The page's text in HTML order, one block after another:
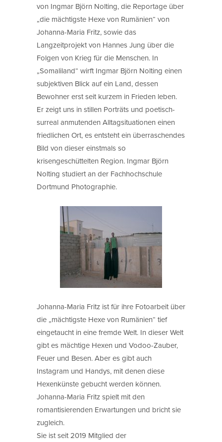
von Ingmar Björn Nolting, die Reportage über
„die mächtigste Hexe von Rumänien“ von
Johanna-Maria Fritz, sowie das
Langzeitprojekt von Hannes Jung über die
Folgen von Krieg für die Menschen. In
„Somaliland“ wirft Ingmar Björn Nolting einen
subjektiven Blick auf ein Land, dessen
Bewohner erst seit kurzem in Frieden leben.
Er zeigt uns in stillen Porträts und poetisch-
surreal anmutenden Alltagsituationen einen
friedlichen Ort, es entsteht ein überraschendes
Bild von dieser einstmals so
krisengeschüttelten Region. Ingmar Björn
Nolting studiert an der Fachhochschule
Dortmund Photographie.
Johanna-Maria Fritz ist für ihre Fotoarbeit über
die „mächtigste Hexe von Rumänien“ tief
eingetaucht in eine fremde Welt. In dieser Welt
gibt es mächtige Hexen und Vodoo-Zauber,
Feuer und Besen. Aber es gibt auch
Instagram und Handys, mit denen diese
Hexenkünste gebucht werden können.
Johanna-Maria Fritz spielt mit den
romantisierenden Erwartungen und bricht sie
zugleich.
Sie ist seit 2019 Mitglied der